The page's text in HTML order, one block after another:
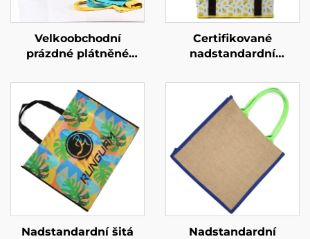
Velkoobchodní
prázdné plátněné
personalizace
(ODM/OEM)
Certifikované
nadstandardní
tašky z netkané látky
– prémiové OEM/ODM
řešení pro firemní
Nadstandardní šitá
Nadstandardní